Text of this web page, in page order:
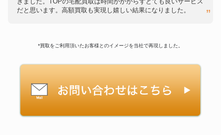
だと思います。高額買取も実現し嬉しい結果になりました。
*買取をご利用頂いたお客様とのイメージを当社で再現しました。